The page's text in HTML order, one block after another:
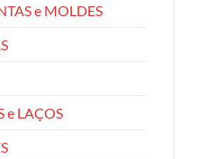
e MOLDES
e LAÇOS